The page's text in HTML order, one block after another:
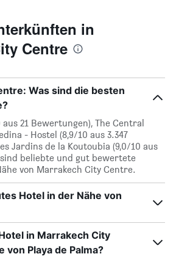
in
Centre
Was sind die besten
21 Bewertungen), The Central
- Hostel (8,9/10 aus 3.347
Jardins de la Koutoubia (9,0/10 aus
beliebte und gut bewertete
von Marrakech City Centre.
Hotel in der Nähe von
in Marrakech City
von Playa de Palma?